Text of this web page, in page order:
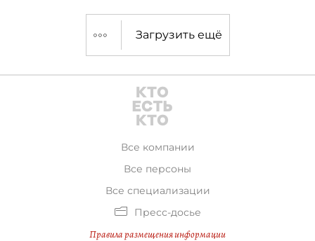
Загрузить ещё
Все компании
Все персоны
Все специализации
Пресс-досье
Правила размещения информации